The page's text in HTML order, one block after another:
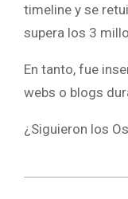
timeline y se
supera los 3
En tanto, fue
webs o blogs
¿Siguieron los